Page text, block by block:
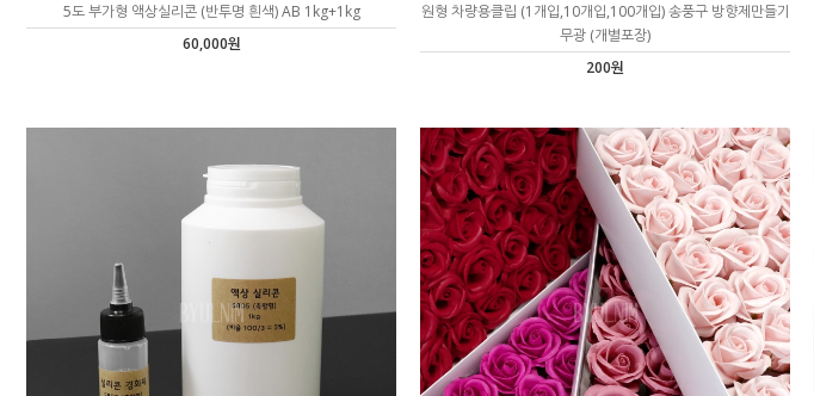
5도 부가형 액상실리콘 (반투명 흰색) AB 1kg+1kg
60,000원
원형 차량용클립 (1개입,10개입,100개입) 송풍구 방향제만들기
무광 (개별포장)
200원